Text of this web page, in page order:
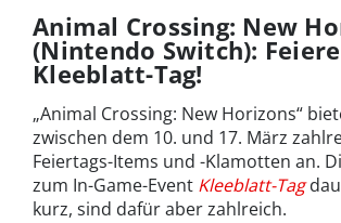
Animal Crossing: New
(Nintendo Switch):
Kleeblatt-Tag!
„Animal Crossing: New Horizons“
zwischen dem 10. und 17. März
Feiertags-Items und -Klamotten an.
zum In-Game-Event Kleeblatt-Tag
kurz, sind dafür aber zahlreich.